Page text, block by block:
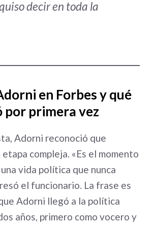
decir en toda la
en Forbes y qué
por primera vez
Adorni reconoció que
compleja. «Es el momento
vida política que nunca
el funcionario. La frase es
Adorni llegó a la política
años, primero como vocero y